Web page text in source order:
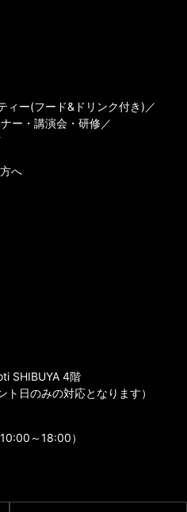
ィー(フード&ドリンク付き)
ー・講演会・研修
へ
SHIBUYA 4階
ト日のみの対応となります）
10:00～18:00）